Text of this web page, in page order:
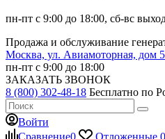
пн-пт с 9:00 до 18:00, сб-вс
Продажа и обслуживание
Москва, ул. Авиамоторная, дом
пн-пт с 9:00 до 18:00
ЗАКАЗАТЬ ЗВОНОК
8 (800) 302-48-18 Бесплатно по
Войти
Сравнение0 Отложенные 0